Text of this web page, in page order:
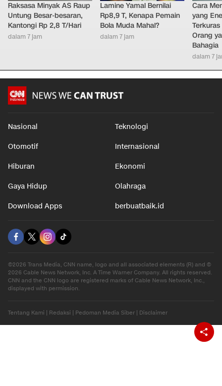
Raksasa Minyak AS Raup
Untung Besar-besaran,
Kantongi Rp 2,8 T/Hari
dalam 7 jam
Lamine Yamal Bernilai
Rp8,9 T, Kenapa Pemain
Bola Muda Mahal?
dalam 7 jam
Cara
yang
Orang
Bahagia
dalam 7
Nasional Teknologi
Otomotif Internasional
Hiburan Ekonomi
Gaya Hidup Olahraga
Download Apps berbuatbaik.id
©2026 Trans Media, CNN name, logo and all associated elements (R) and ©
2026 Cable News Network, Inc. A Time Warner Company. All rights reserved.
CNN and the CNN logo are registered marks of Cable News Network, Inc.,
displayed with permission.
Tentang Kami Redaksi Pedoman Media Siber Disclaimer